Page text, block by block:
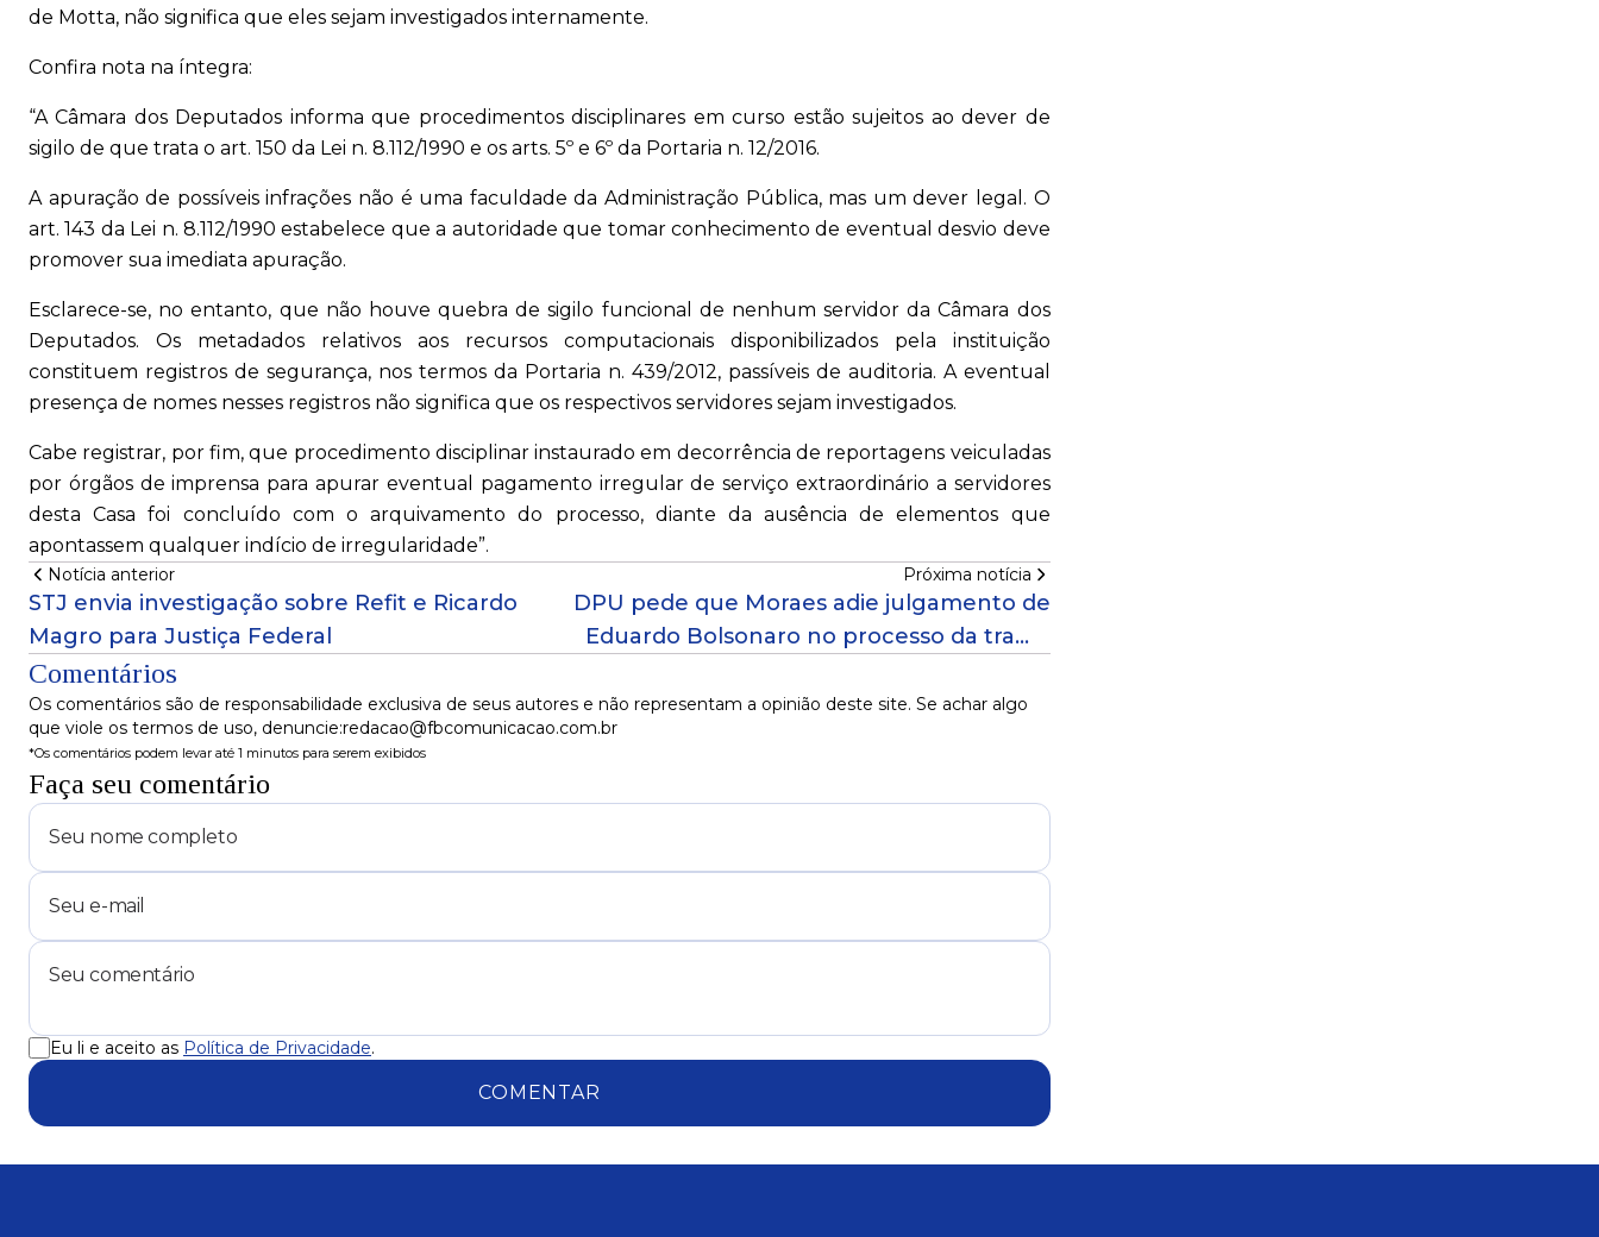
de Motta, não significa que eles sejam investigados internamente.
Confira nota na íntegra:
“A Câmara dos Deputados informa que procedimentos disciplinares em curso estão sujeitos ao dever de
sigilo de que trata o art. 150 da Lei n. 8.112/1990 e os arts. 5º e 6º da Portaria n. 12/2016.
A apuração de possíveis infrações não é uma faculdade da Administração Pública, mas um dever legal. O
art. 143 da Lei n. 8.112/1990 estabelece que a autoridade que tomar conhecimento de eventual desvio deve
promover sua imediata apuração.
Esclarece-se, no entanto, que não houve quebra de sigilo funcional de nenhum servidor da Câmara dos
Deputados. Os metadados relativos aos recursos computacionais disponibilizados pela instituição
constituem registros de segurança, nos termos da Portaria n. 439/2012, passíveis de auditoria. A eventual
presença de nomes nesses registros não significa que os respectivos servidores sejam investigados.
Cabe registrar, por fim, que procedimento disciplinar instaurado em decorrência de reportagens veiculadas
por órgãos de imprensa para apurar eventual pagamento irregular de serviço extraordinário a servidores
desta Casa foi concluído com o arquivamento do processo, diante da ausência de elementos que
apontassem qualquer indício de irregularidade”.
Notícia anterior
STJ envia investigação sobre Refit e Ricardo
Magro para Justiça Federal
Próxima notícia
DPU pede que Moraes adie julgamento de
Eduardo Bolsonaro no processo da trama
Comentários
Os comentários são de responsabilidade exclusiva de seus autores e não representam a opinião deste site. Se achar algo
que viole os termos de uso, denuncie:redacao@fbcomunicacao.com.br
*Os comentários podem levar até 1 minutos para serem exibidos
Faça seu comentário
Eu li e aceito as Política de Privacidade.
COMENTAR